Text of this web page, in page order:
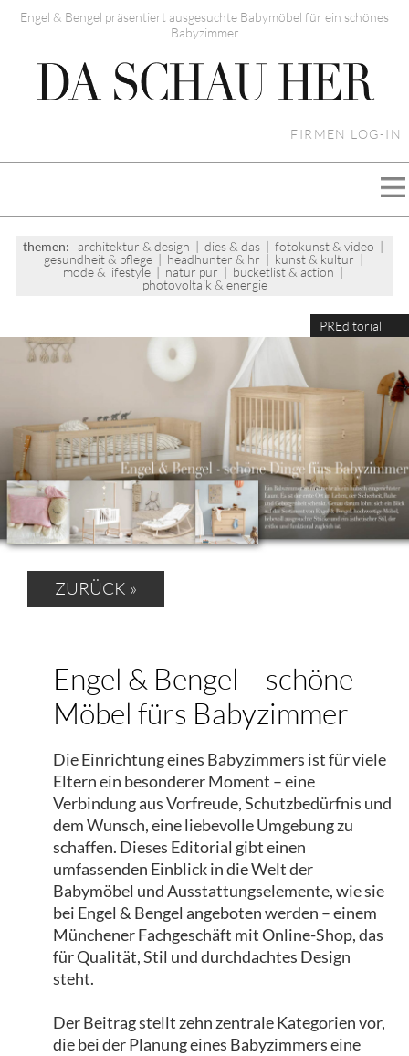
Engel & Bengel präsentiert ausgesuchte Babymöbel für ein schönes
Babyzimmer
FIRMEN LOG-IN
themen: architektur & design | dies & das | fotokunst & video |
gesundheit & pflege| headhunter & hr | kunst & kultur |
mode & lifestyle | natur pur | bucketlist & action |
photovoltaik & energie
PREditorial
ZURÜCK »
Engel & Bengel – schöne
Möbel fürs Babyzimmer
Die Einrichtung eines Babyzimmers ist für viele
Eltern ein besonderer Moment – eine
Verbindung aus Vorfreude, Schutzbedürfnis und
dem Wunsch, eine liebevolle Umgebung zu
schaffen. Dieses Editorial gibt einen
umfassenden Einblick in die Welt der
Babymöbel und Ausstattungselemente, wie sie
bei Engel & Bengel angeboten werden – einem
Münchener Fachgeschäft mit Online-Shop, das
für Qualität, Stil und durchdachtes Design
steht.
Der Beitrag stellt zehn zentrale Kategorien vor,
die bei der Planung eines Babyzimmers eine